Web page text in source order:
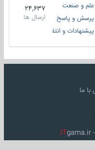
و صنعت
و پاسخ
و انتقادات
24,637
ارسال ها
ما
iTgama.ir